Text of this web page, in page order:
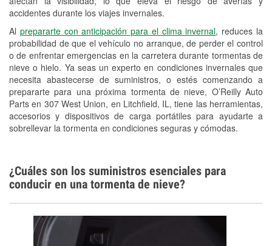
accidentes durante los viajes invernales.
Al prepararte con anticipación para el clima invernal, reduces la
probabilidad de que el vehículo no arranque, de perder el control
o de enfrentar emergencias en la carretera durante tormentas de
nieve o hielo. Ya seas un experto en condiciones invernales que
necesita abastecerse de suministros, o estés comenzando a
prepararte para una próxima tormenta de nieve, O’Reilly Auto
Parts en 307 West Union, en Litchfield, IL, tiene las herramientas,
accesorios y dispositivos de carga portátiles para ayudarte a
sobrellevar la tormenta en condiciones seguras y cómodas.
freno
Snowstorm Supplies
Tornado Supplies
Conoce más
¿Cuáles son los suministros esenciales para
conducir en una tormenta de nieve?